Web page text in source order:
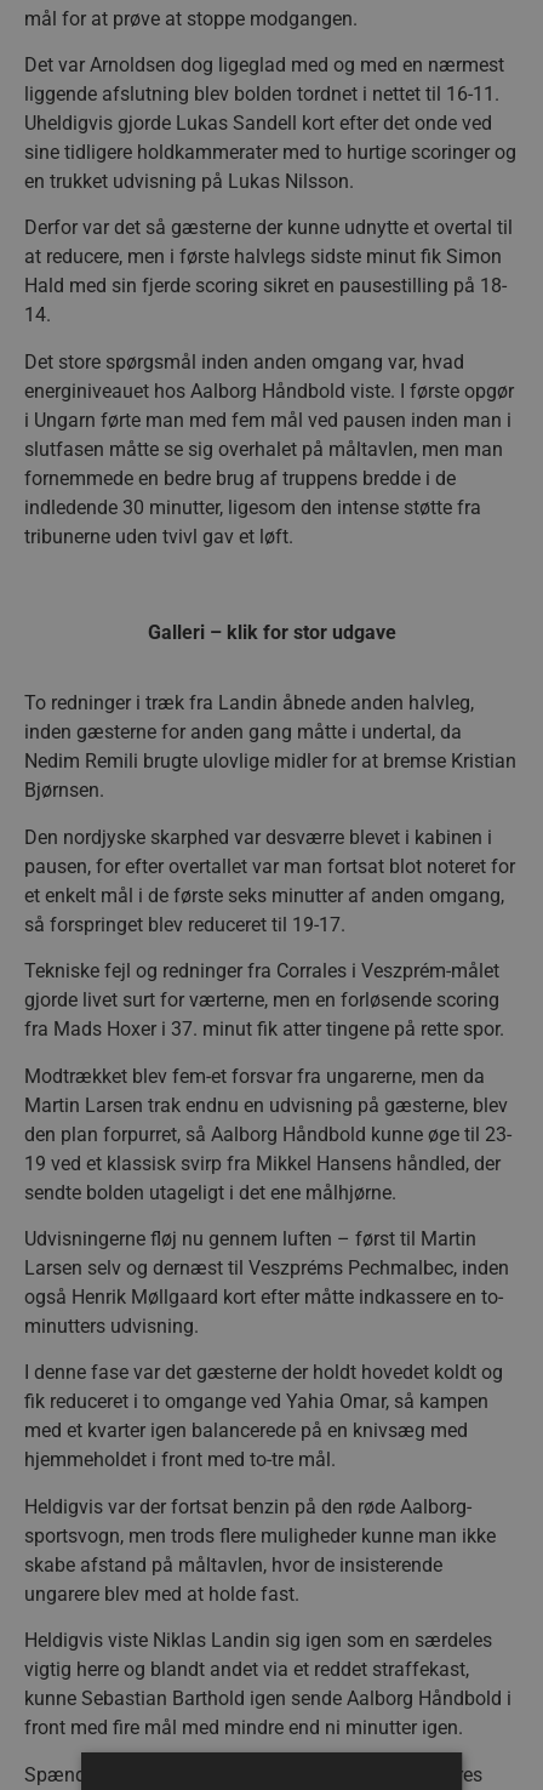
mål for at prøve at stoppe modgangen.
Det var Arnoldsen dog ligeglad med og med en nærmest
liggende afslutning blev bolden tordnet i nettet til 16-11.
Uheldigvis gjorde Lukas Sandell kort efter det onde ved
sine tidligere holdkammerater med to hurtige scoringer og
en trukket udvisning på Lukas Nilsson.
Derfor var det så gæsterne der kunne udnytte et overtal til
at reducere, men i første halvlegs sidste minut fik Simon
Hald med sin fjerde scoring sikret en pausestilling på 18-
14.
Det store spørgsmål inden anden omgang var, hvad
energiniveauet hos Aalborg Håndbold viste. I første opgør
i Ungarn førte man med fem mål ved pausen inden man i
slutfasen måtte se sig overhalet på måltavlen, men man
fornemmede en bedre brug af truppens bredde i de
indledende 30 minutter, ligesom den intense støtte fra
tribunerne uden tvivl gav et løft.
Galleri – klik for stor udgave
To redninger i træk fra Landin åbnede anden halvleg,
inden gæsterne for anden gang måtte i undertal, da
Nedim Remili brugte ulovlige midler for at bremse Kristian
Bjørnsen.
Den nordjyske skarphed var desværre blevet i kabinen i
pausen, for efter overtallet var man fortsat blot noteret for
et enkelt mål i de første seks minutter af anden omgang,
så forspringet blev reduceret til 19-17.
Tekniske fejl og redninger fra Corrales i Veszprém-målet
gjorde livet surt for værterne, men en forløsende scoring
fra Mads Hoxer i 37. minut fik atter tingene på rette spor.
Modtrækket blev fem-et forsvar fra ungarerne, men da
Martin Larsen trak endnu en udvisning på gæsterne, blev
den plan forpurret, så Aalborg Håndbold kunne øge til 23-
19 ved et klassisk svirp fra Mikkel Hansens håndled, der
sendte bolden utageligt i det ene målhjørne.
Udvisningerne fløj nu gennem luften – først til Martin
Larsen selv og dernæst til Veszpréms Pechmalbec, inden
også Henrik Møllgaard kort efter måtte indkassere en to-
minutters udvisning.
I denne fase var det gæsterne der holdt hovedet koldt og
fik reduceret i to omgange ved Yahia Omar, så kampen
med et kvarter igen balancerede på en knivsæg med
hjemmeholdet i front med to-tre mål.
Heldigvis var der fortsat benzin på den røde Aalborg-
sportsvogn, men trods flere muligheder kunne man ikke
skabe afstand på måltavlen, hvor de insisterende
ungarere blev med at holde fast.
Heldigvis viste Niklas Landin sig igen som en særdeles
vigtig herre og blandt andet via et reddet straffekast,
kunne Sebastian Barthold igen sende Aalborg Håndbold i
front med fire mål med mindre end ni minutter igen.
Spændingen var nu så fortættet, at den kunne skæres